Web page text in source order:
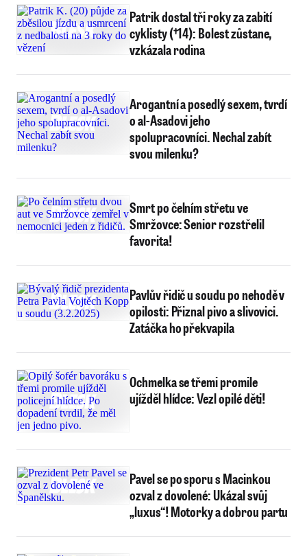
Patrik dostal tři roky za zabití
cyklisty (†14): Bolest zůstane,
vzkázala rodina
Arogantní a posedlý sexem, tvrdí
o al-Asadovi jeho
spolupracovníci. Nechal zabít
svou milenku?
Smrt po čelním střetu ve
Smržovce: Senior rozstřelil
favorita!
Pavlův řidič u soudu po nehodě v
opilosti: Přiznal pivo a slivovici.
Zatáčka ho překvapila
Ochmelka se třemi promile
ujížděl hlídce: Vezl opilé děti!
Pavel se po sporu s Macinkou
ozval z dovolené: Ukázal svůj
„luxus“! Motorky a dobrou partu